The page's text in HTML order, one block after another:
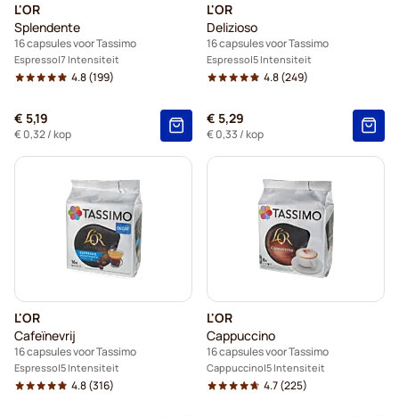
L'OR
Splendente
16 capsules voor Tassimo
Espresso 7 Intensiteit
4.8(199)
€ 5,19
€ 0,32/ kop
L'OR
Delizioso
16 capsules voor Tassimo
Espresso 5 Intensiteit
4.8(249)
€ 5,29
€ 0,33 / kop
L'OR
Cafeïnevrij
16 capsules voor Tassimo
Espresso 5 Intensiteit
4.8(316)
L'OR
Cappuccino
16 capsules voor Tassimo
Cappuccino 5 Intensiteit
4.7(225)